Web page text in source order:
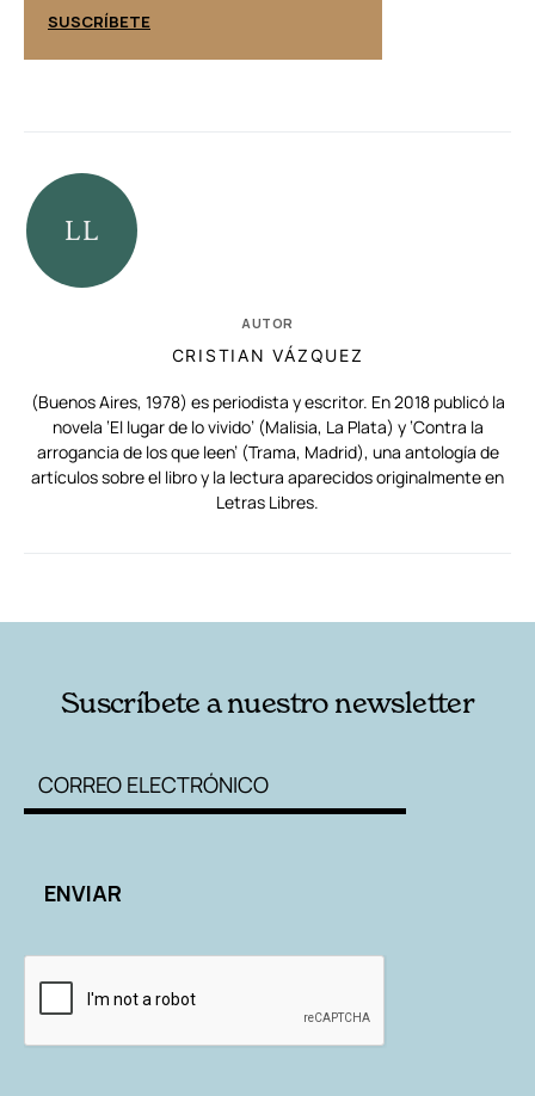
SUSCRÍBETE
AUTOR
CRISTIAN VÁZQUEZ
(Buenos Aires, 1978) es periodista y escritor. En 2018 publicó la
novela ‘El lugar de lo vivido’ (Malisia, La Plata) y ‘Contra la
arrogancia de los que leen’ (Trama, Madrid), una antología de
artículos sobre el libro y la lectura aparecidos originalmente en
Letras Libres.
Suscríbete a nuestro newsletter